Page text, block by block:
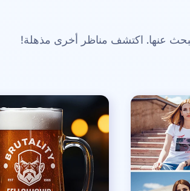
عنها. اكتشف مناظر أخرى مذهلة!